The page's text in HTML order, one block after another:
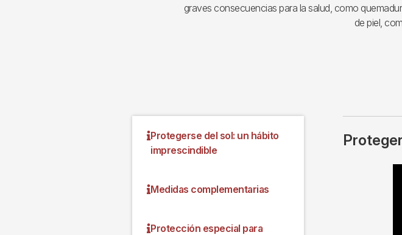
graves consecuencias para la salud, como
de piel,
Protegerse del sol: un hábito
imprescindible
Medidas complementarias
Protección especial para